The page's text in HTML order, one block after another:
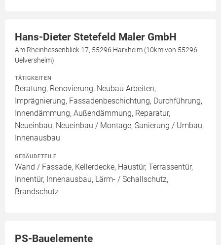
Hans-Dieter Stetefeld Maler GmbH
Am Rheinhessenblick 17, 55296 Harxheim (10km von 55296
Uelversheim)
TÄTIGKEITEN
Beratung, Renovierung, Neubau Arbeiten,
Imprägnierung, Fassadenbeschichtung, Durchführung,
Innendämmung, Außendämmung, Reparatur,
Neueinbau, Neueinbau / Montage, Sanierung / Umbau,
Innenausbau
GEBÄUDETEILE
Wand / Fassade, Kellerdecke, Haustür, Terrassentür,
Innentür, Innenausbau, Lärm- / Schallschutz,
Brandschutz
PS-Bauelemente